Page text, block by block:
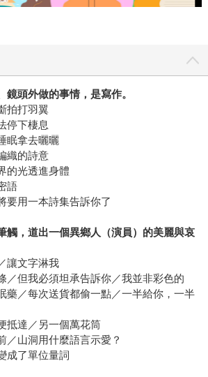
鏡頭外做的事情，是寫作。
拍打羽翼
停下棲息
眠拿去曬曬
織的詩意
的光透進身體
語
要用一本詩集告訴你了
觸，道出一個異鄉人（演員）的美麗與哀
讓文字淋我
／但我必須坦承告訴你／我並非彩色的
藥／每次送貨都偷一點／一半給你，一半
抵達／另一個萬花筒
／山洞用什麼語言示愛？
成了單位量詞